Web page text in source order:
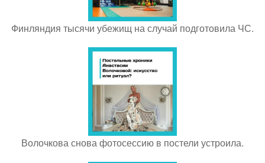
Финляндия тысячи убежищ на случай подготовила ЧС.
Волочкова снова фотосессию в постели устроила.